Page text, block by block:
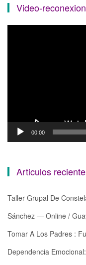
Video-reconexion
00:00
Articulos
Taller Grupal De
Sánchez — Online /
Tomar A Los Padres :
Dependencia